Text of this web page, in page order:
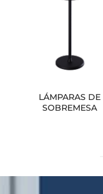
LÁMPARAS DE
SOBREMESA